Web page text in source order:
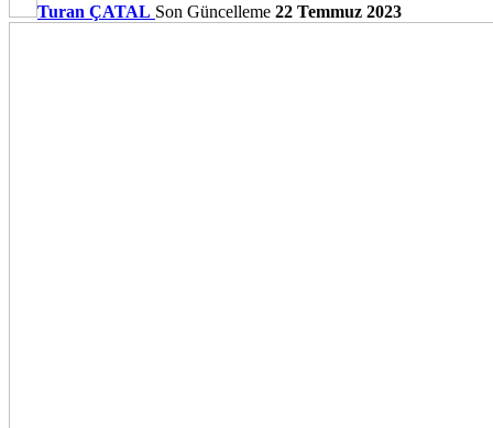
Turan ÇATAL Son Güncelleme 22 Temmuz 2023